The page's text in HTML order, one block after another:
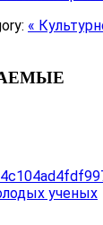
«
ученых